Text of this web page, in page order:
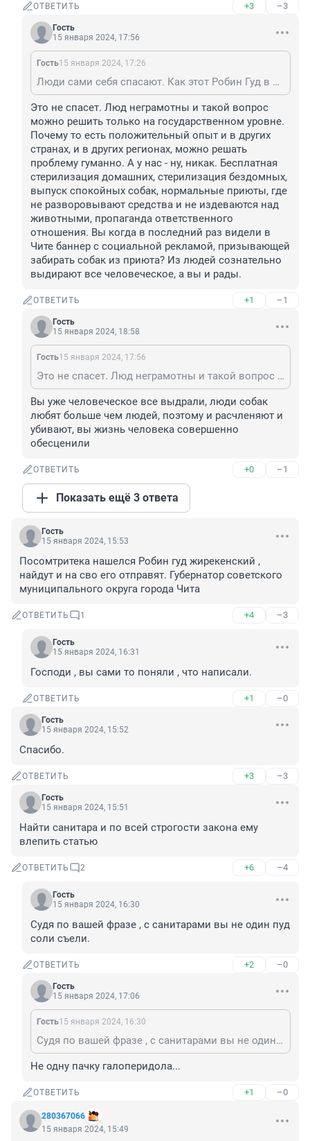
ОТВЕТИТЬ +3 –3
Гость
15 января 2024, 17:56
Гость15 января 2024, 17:26
Люди сами себя спасают. Как этот Робин Гуд в новости. Побольше бы таких
Это не спасет. Люд неграмотны и такой вопрос
можно решить только на государственном уровне.
Почему то есть положительный опыт и в других
странах, и в других регионах, можно решать
проблему гуманно. А у нас - ну, никак. Бесплатная
стерилизация домашних, стерилизация бездомных,
выпуск спокойных собак, нормальные приюты, где
не разворовывают средства и не издеваются над
животными, пропаганда ответственного
отношения. Вы когда в последний раз видели в
Чите баннер с социальной рекламой, призывающей
забирать собак из приюта? Из людей сознательно
выдирают все человеческое, а вы и рады.
ОТВЕТИТЬ +1 –1
Гость
15 января 2024, 18:58
Гость15 января 2024, 17:56
Это не спасет. Люд неграмотны и такой вопрос можно решить только на государственном уровне. Почему то есть положительный опыт и в других странах, и в других регионах, можно решать проблему гуманно. А у нас - ну, никак. Бесплатная стерилизация домашних, стерилизация бездомных, выпуск спокойных собак, нормальные приюты, где не разворовывают средства и не издеваются над животными, пропаганда ответственного отношения. Вы когда в последний раз видели в Чите баннер с социальной рекламой, призывающей забирать собак из приюта? Из людей сознательно выдирают все человеческое, а вы и рады.
Вы уже человеческое все выдрали, люди собак
любят больше чем людей, поэтому и расчленяют и
убивают, вы жизнь человека совершенно
обесценили
ОТВЕТИТЬ +0 –1
Показать ещё 3 ответа
Гость
15 января 2024, 15:53
Посомтритека нашелся Робин гуд жирекенский ,
найдут и на сво его отправят. Губернатор советского
муниципального округа города Чита
ОТВЕТИТЬ 1 +4 –3
Гость
15 января 2024, 16:31
Господи , вы сами то поняли , что написали.
ОТВЕТИТЬ +1 –0
Гость
15 января 2024, 15:52
Спасибо.
ОТВЕТИТЬ +3 –3
Гость
15 января 2024, 15:51
Найти санитара и по всей строгости закона ему
влепить статью
ОТВЕТИТЬ 2 +6 –4
Гость
15 января 2024, 16:30
Судя по вашей фразе , с санитарами вы не один пуд
соли съели.
ОТВЕТИТЬ +2 –0
Гость
15 января 2024, 17:06
Гость15 января 2024, 16:30
Судя по вашей фразе , с санитарами вы не один пуд соли съели.
Не одну пачку галоперидола...
ОТВЕТИТЬ +1 –0
280367066
15 января 2024, 15:49